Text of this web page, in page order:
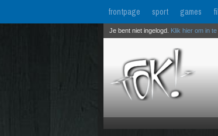
frontpage sport games
Je bent niet ingelogd. Klik hier om in